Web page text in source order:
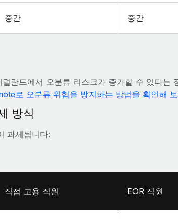
중간 중간
란드에서 오분류 리스크가 증가할 수 있다는
로 오분류 위험을 방지하는 방법을 확인해
방식
과세됩니다:
직접 고용 직원 EOR 직원